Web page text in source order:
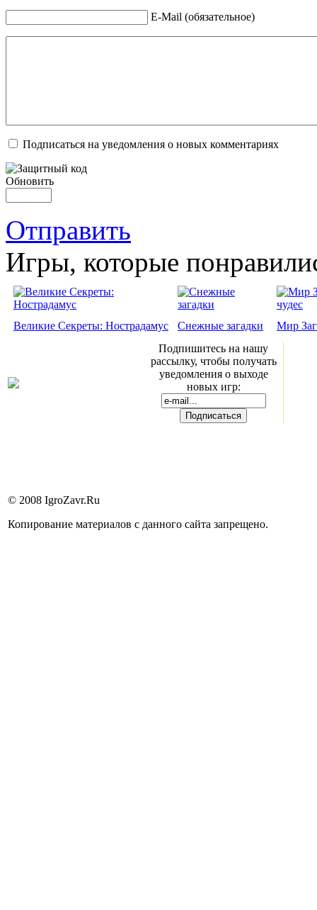
E-Mail (обязательное)
Подписаться на уведомления о новых комментариях
Обновить
Отправить
Игры, которые
Великие Секреты: Нострадамус Снежные загадки
Мир
Подпишитесь на нашу
рассылку, чтобы получать
уведомления о выходе
новых игр:
© 2008 IgroZavr.Ru
Копирование материалов с данного сайта запрещено.